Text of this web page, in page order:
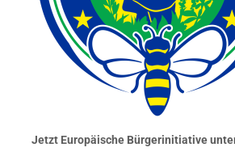
Jetzt Europäische Bürgerinitiative